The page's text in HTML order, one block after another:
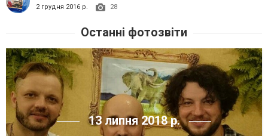
2 грудня 2016 р. 28
Останні фотозвіти
13 липня 2018 р.